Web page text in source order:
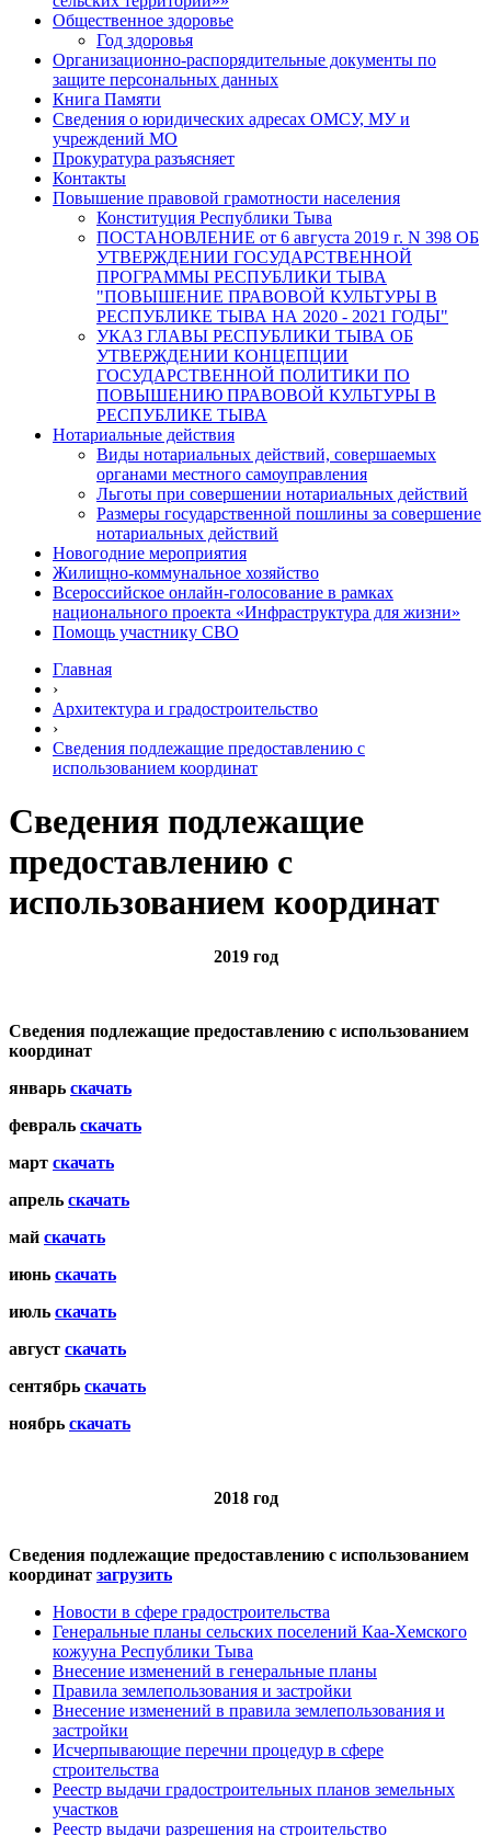
Общественное здоровье
Год здоровья
Организационно-распорядительные документы по
защите персональных данных
Книга Памяти
Сведения о юридических адресах ОМСУ, МУ и
учреждений МО
Прокуратура разъясняет
Контакты
Повышение правовой грамотности населения
Конституция Республики Тыва
ПОСТАНОВЛЕНИЕ от 6 августа 2019 г. N 398 ОБ
УТВЕРЖДЕНИИ ГОСУДАРСТВЕННОЙ
ПРОГРАММЫ РЕСПУБЛИКИ ТЫВА
"ПОВЫШЕНИЕ ПРАВОВОЙ КУЛЬТУРЫ В
РЕСПУБЛИКЕ ТЫВА НА 2020 - 2021 ГОДЫ"
УКАЗ ГЛАВЫ РЕСПУБЛИКИ ТЫВА ОБ
УТВЕРЖДЕНИИ КОНЦЕПЦИИ
ГОСУДАРСТВЕННОЙ ПОЛИТИКИ ПО
ПОВЫШЕНИЮ ПРАВОВОЙ КУЛЬТУРЫ В
РЕСПУБЛИКЕ ТЫВА
Нотариальные действия
Виды нотариальных действий, совершаемых
органами местного самоуправления
Льготы при совершении нотариальных действий
Размеры государственной пошлины за совершение
нотариальных действий
Новогодние мероприятия
Жилищно-коммунальное хозяйство
Всероссийское онлайн-голосование в рамках
национального проекта «Инфраструктура для жизни»
Помощь участнику СВО
Главная
›
Архитектура и градостроительство
›
Сведения подлежащие предоставлению с
использованием координат
Сведения подлежащие
предоставлению с
использованием координат
2019 год
Сведения подлежащие предоставлению с использованием
координат
январь скачать
февраль скачать
март скачать
апрель скачать
май скачать
июнь скачать
июль скачать
август скачать
сентябрь скачать
ноябрь скачать
2018 год
Сведения подлежащие предоставлению с использованием
координат загрузить
Новости в сфере градостроительства
Генеральные планы сельских поселений Каа-Хемского
кожууна Республики Тыва
Внесение изменений в генеральные планы
Правила землепользования и застройки
Внесение изменений в правила землепользования и
застройки
Исчерпывающие перечни процедур в сфере
строительства
Реестр выдачи градостроительных планов земельных
участков
Реестр выдачи разрешения на строительство